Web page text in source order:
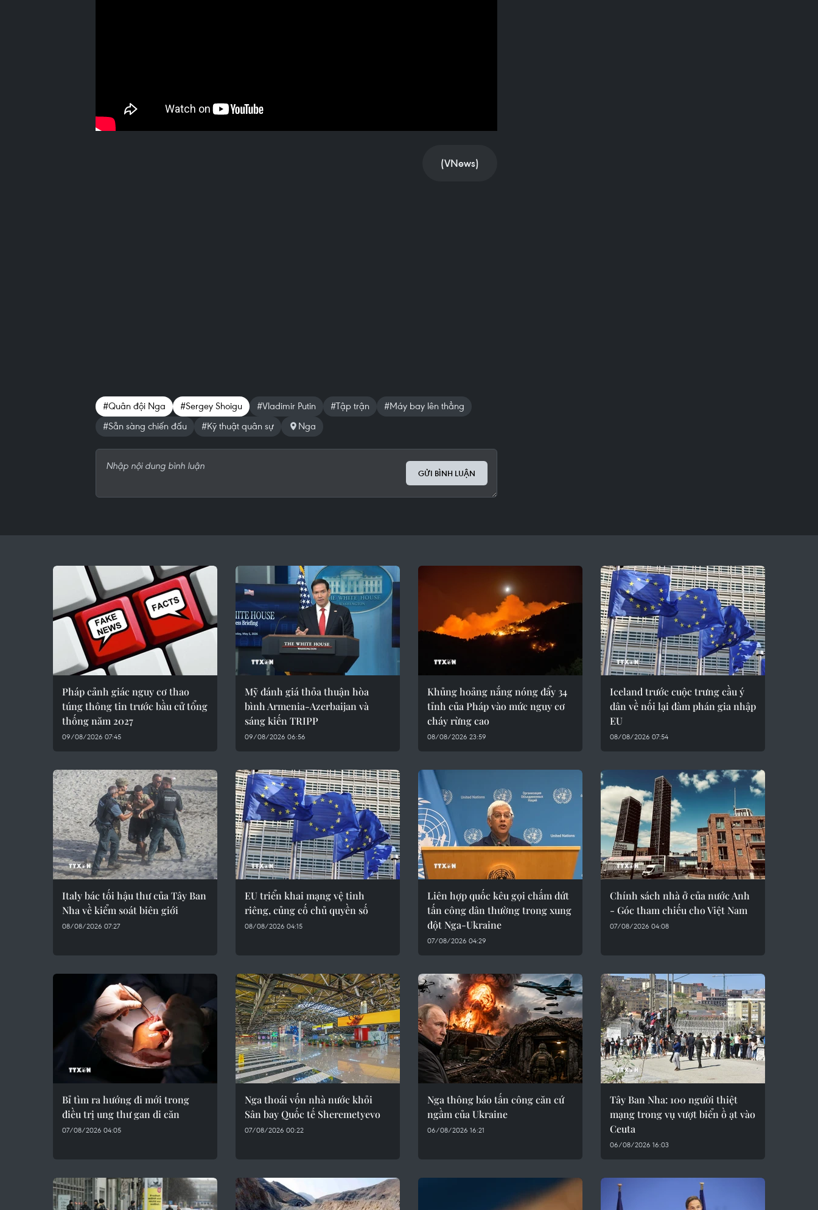
(VNews)
#Quân đội Nga #Sergey Shoigu #Vladimir Putin #Tập trận
#Máy bay lên thẳng
#Sẵn sàng chiến đấu
#Kỹ thuật quân sự Nga
GỬI BÌNH LUẬN
Pháp cảnh giác nguy cơ thao
túng thông tin trước bầu cử tổng
thống năm 2027
09/08/2026 07:45
Mỹ đánh giá thỏa thuận hòa
bình Armenia-Azerbaijan và
sáng kiến TRIPP
09/08/2026 06:56
Khủng hoảng nắng nóng đẩy 34
tỉnh của Pháp vào mức nguy cơ
cháy rừng cao
08/08/2026 23:59
Iceland trước cuộc trưng cầu ý
dân về nối lại đàm phán gia nhập
EU
08/08/2026 07:54
Italy bác tối hậu thư của Tây Ban
Nha về kiểm soát biên giới
08/08/2026 07:27
EU triển khai mạng vệ tinh
riêng, củng cố chủ quyền số
08/08/2026 04:15
Liên hợp quốc kêu gọi chấm dứt
tấn công dân thường trong xung
đột Nga-Ukraine
07/08/2026 04:29
Chính sách nhà ở của nước Anh
- Góc tham chiếu cho Việt Nam
07/08/2026 04:08
Bỉ tìm ra hướng đi mới trong
điều trị ung thư gan di căn
07/08/2026 04:05
Nga thoái vốn nhà nước khỏi
Sân bay Quốc tế Sheremetyevo
07/08/2026 00:22
Nga thông báo tấn công căn cứ
ngầm của Ukraine
06/08/2026 16:21
Tây Ban Nha: 100 người thiệt
mạng trong vụ vượt biển ồ ạt vào
Ceuta
06/08/2026 16:03